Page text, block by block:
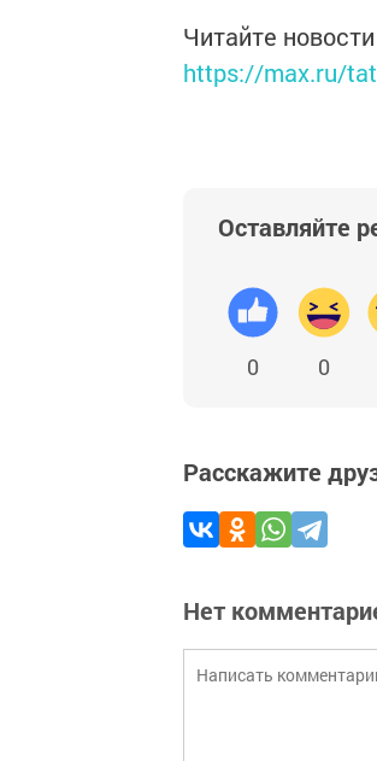
Читайте
https://max.ru/
Оставляйте
0 0
Расскажите
Нет